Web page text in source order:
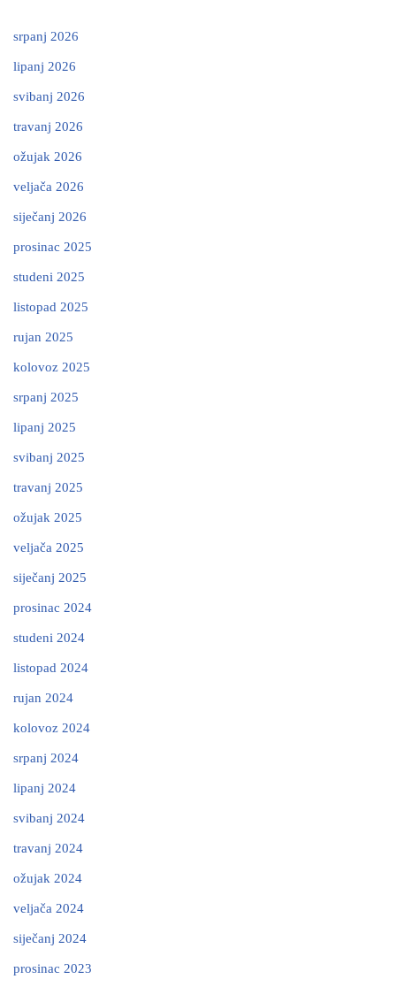
srpanj 2026
lipanj 2026
svibanj 2026
travanj 2026
ožujak 2026
veljača 2026
siječanj 2026
prosinac 2025
studeni 2025
listopad 2025
rujan 2025
kolovoz 2025
srpanj 2025
lipanj 2025
svibanj 2025
travanj 2025
ožujak 2025
veljača 2025
siječanj 2025
prosinac 2024
studeni 2024
listopad 2024
rujan 2024
kolovoz 2024
srpanj 2024
lipanj 2024
svibanj 2024
travanj 2024
ožujak 2024
veljača 2024
siječanj 2024
prosinac 2023